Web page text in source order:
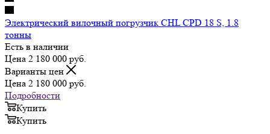
Электрический вилочный погрузчик CHL CPD 18 S, 1.8
тонны
Есть в наличии
Цена 2 180 000 руб.
Варианты цен
Цена 2 180 000 руб.
Подробности
Купить
Купить